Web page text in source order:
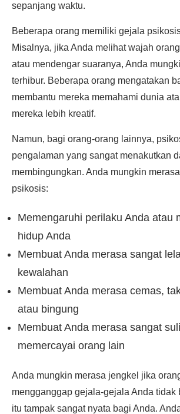
sepanjang waktu.
Beberapa orang memiliki gejala psikosis
Misalnya, jika Anda melihat wajah
atau mendengar suaranya, Anda
terhibur. Beberapa orang mengatakan
membantu mereka memahami dunia
mereka lebih kreatif.
Namun, bagi orang-orang lainnya,
pengalaman yang sangat menakutkan
membingungkan. Anda mungkin
psikosis:
Memengaruhi perilaku Anda atau
hidup Anda
Membuat Anda merasa sangat
kewalahan
Membuat Anda merasa cemas,
atau bingung
Membuat Anda merasa sangat
memercayai orang lain
Anda mungkin merasa jengkel jika
mengganggap gejala-gejala Anda tidak
itu tampak sangat nyata bagi Anda.